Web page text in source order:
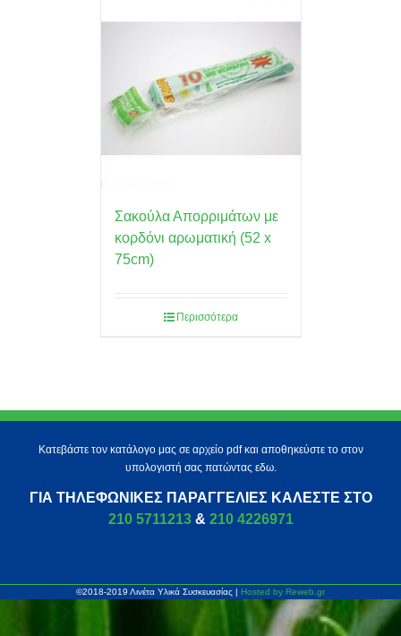
Σακούλα Απορριμάτων με
κορδόνι αρωματική (52 x
75cm)
Περισσότερα
Κατεβάστε τον κατάλογο μας σε αρχείο pdf και αποθηκεύστε το στον
υπολογιστή σας πατώντας εδω.
ΓΙΑ ΤΗΛΕΦΩΝΙΚΈΣ ΠΑΡΑΓΓΕΛΊΕΣ ΚΑΛΈΣΤΕ ΣΤΟ
210 5711213& 210 4226971
©2018-2019 Λινέτα Υλικά Συσκευασίας | Hosted by Reweb.gr